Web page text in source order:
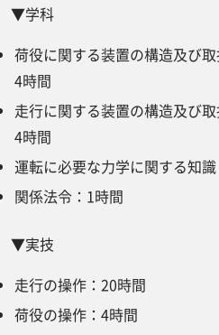
▼学科
荷役に関する装置の構造及び
4時間
走行に関する装置の構造及び
4時間
運転に必要な力学に関する知
関係法令：1時間
▼実技
走行の操作：20時間
荷役の操作：4時間